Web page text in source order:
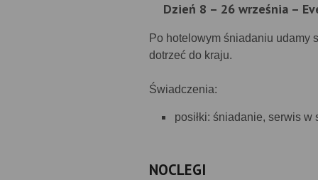
Dzień 8 – 26 września –
Po hotelowym śniadaniu udamy
dotrzeć do kraju.
Świadczenia:
posiłki: śniadanie, serwis w
NOCLEGI